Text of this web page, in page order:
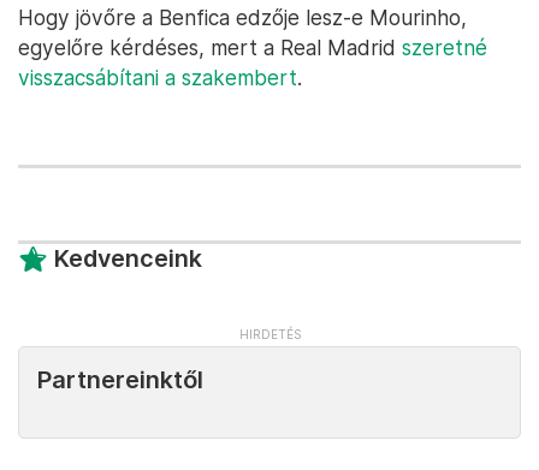
Hogy jövőre a Benfica edzője lesz-e Mourinho,
egyelőre kérdéses, mert a Real Madrid szeretné
visszacsábítani a szakembert.
Kedvenceink
Partnereinktől